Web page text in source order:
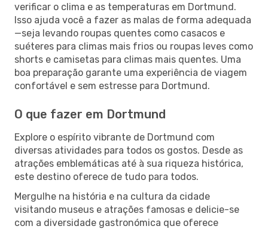
verificar o clima e as temperaturas em Dortmund.
Isso ajuda você a fazer as malas de forma adequada
—seja levando roupas quentes como casacos e
suéteres para climas mais frios ou roupas leves como
shorts e camisetas para climas mais quentes. Uma
boa preparação garante uma experiência de viagem
confortável e sem estresse para Dortmund.
O que fazer em Dortmund
Explore o espírito vibrante de Dortmund com
diversas atividades para todos os gostos. Desde as
atrações emblemáticas até à sua riqueza histórica,
este destino oferece de tudo para todos.
Mergulhe na história e na cultura da cidade
visitando museus e atrações famosas e delicie-se
com a diversidade gastronómica que oferece